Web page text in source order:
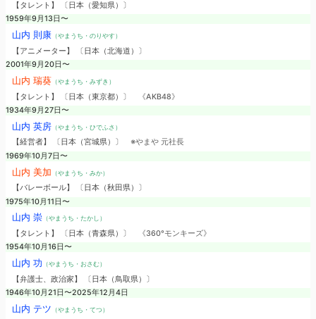
【タレント】 〔日本（愛知県）〕
1959年9月13日〜
山内 則康（やまうち・のりやす）
【アニメーター】 〔日本（北海道）〕
2001年9月20日〜
山内 瑞葵 （やまうち・みずき）
【タレント】 〔日本（東京都）〕
《AKB48》
1934年9月27日〜
山内 英房（やまうち・ひでふさ）
【経営者】 〔日本（宮城県）〕 ※やまや 元社長
1969年10月7日〜
山内 美加 （やまうち・みか）
【バレーボール】 〔日本（秋田県）〕
1975年10月11日〜
山内 崇（やまうち・たかし）
【タレント】 〔日本（青森県）〕
《360°モンキーズ》
1954年10月16日〜
山内 功 （やまうち・おさむ）
【弁護士、政治家】 〔日本（鳥取県）〕
1946年10月21日〜2025年12月4日
山内 テツ （やまうち・てつ）